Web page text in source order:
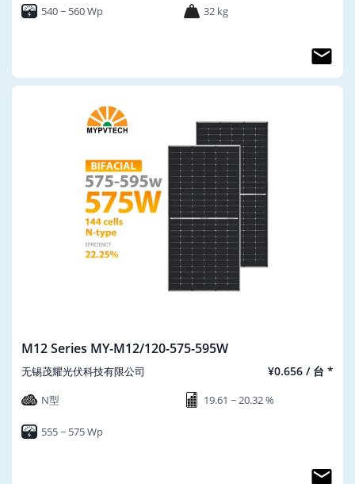
540 ~ 560 Wp 32 kg
M12 Series MY-M12/120-575-595W
无锡茂耀光伏科技有限公司 ¥0.656 / 台 *
N型 19.61 ~ 20.32 %
555 ~ 575 Wp